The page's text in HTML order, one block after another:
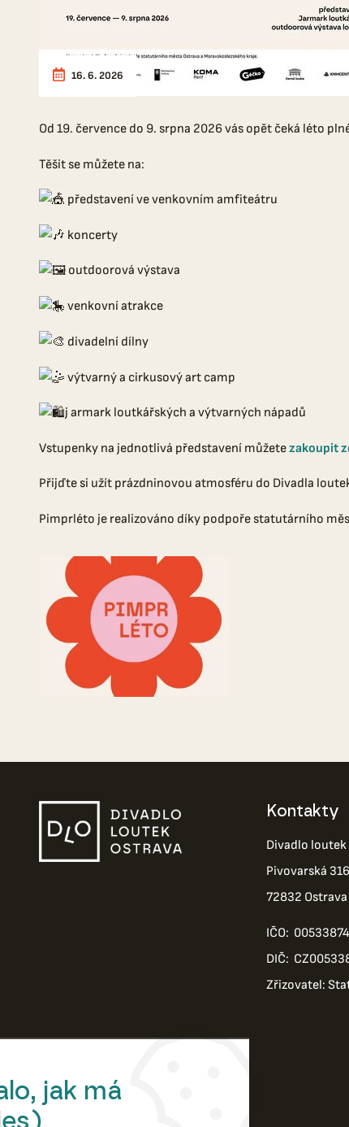
16. 6. 2026
Od 19. července do 9. srpna 2026 vás opět čeká léto
Těšit se můžete na:
představení ve venkovním amfiteátru
koncerty
outdoorová výstava
venkovní atrakce
divadelní dílny
výtvarný a cirkusový art camp
j armark loutkářských a výtvarných nápadů
Vstupenky na jednotlivá představení můžetezakoupit
Přijďte si užít prázdninovou atmosféru do Divadla
Pimprléto je realizováno díky podpoře statutárního
Kontakty
Divadlo
Pivovarská
72832 Ostrava
IČO: 00533874
DIČ:
Zřizovatel:
jak má